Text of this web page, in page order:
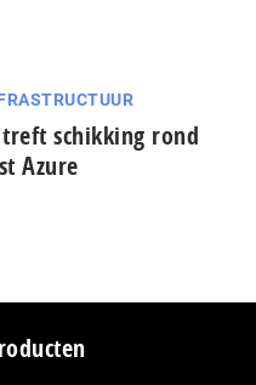
schikking rond
Azure